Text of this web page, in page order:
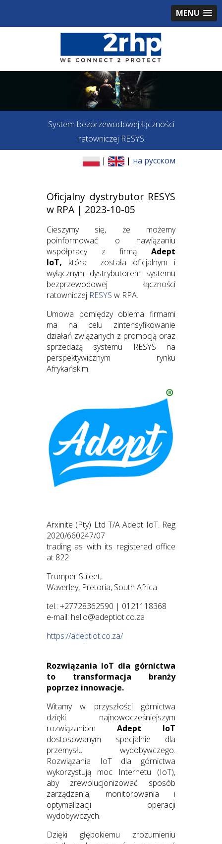
MENU
System bezprzewodowej łączności
ratowniczej RESYS
| | на русском
Oficjalny dystrybutor RESYS
w RPA | 2023-10-05
Cieszymy się, że możemy
poinformować o nawiązaniu
współpracy z firmą Adept
IoT, która została oficjalnym i
wyłącznym dystrybutorem systemu
bezprzewodowej łączności
ratowniczej RESYS w RPA.
Umowa pomiędzy obiema firmami
ma na celu zintensyfikowanie
działań związanych z promocją oraz
sprzedażą systemu RESYS na
perspektywicznym rynku
Afrykańskim.
Arxinite (Pty) Ltd T/A Adept IoT. Reg
2020/660247/07
trading as with its registered office
at 822
Trumper Street,
Waverley, Pretoria, South Africa
tel.: +27728362590 | 0121118368
e-mail: hello@adeptiot.co.za
https://adeptiot.co.za/
Rozwiązania IoT dla górnictwa
to transformacja branży
poprzez innowacje.
Witamy w przyszłości górnictwa
dzięki najnowocześniejszym
rozwiązaniom Adept IoT
dostosowanym specjalnie dla
przemysłu wydobywczego.
Rozwiązania IoT dla górnictwa
wykorzystują moc Internetu (IoT),
aby zrewolucjonizować sposób
zarządzania, monitorowania i
optymalizacji operacji
wydobywczych.
Dzięki głębokiemu zrozumieniu